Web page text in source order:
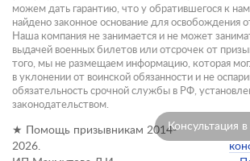
Консультация
можем дать гарантию, что у обратившегося к
найдено законное основание для освобождения
Наша компания не занимается и не может
выдачей военных билетов или отсрочек от
того, мы не размещаем информацию, которая
в уклонении от воинской обязанности и не
обязательность срочной службы в РФ,
законодательством.
★ Помощь призывникам 2014-
2026.